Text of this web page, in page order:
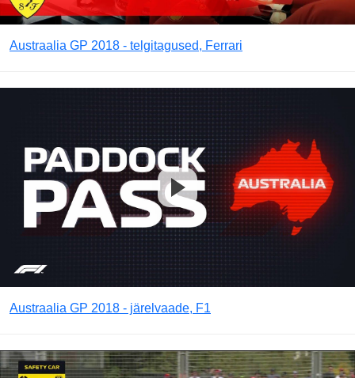
Austraalia GP 2018 - telgitagused, Ferrari
Austraalia GP 2018 - järelvaade, F1